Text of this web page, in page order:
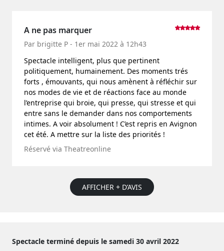
A ne pas marquer
Par brigitte P - 1er mai 2022 à 12h43
Spectacle intelligent, plus que pertinent
politiquement, humainement. Des moments trés
forts , émouvants, qui nous amènent à réfléchir sur
nos modes de vie et de réactions face au monde
l’entreprise qui broie, qui presse, qui stresse et qui
entre sans le demander dans nos comportements
intimes. A voir absolument ! C’est repris en Avignon
cet été. A mettre sur la liste des priorités !
Réservé via Theatreonline
AFFICHER + D’AVIS
Spectacle terminé depuis le samedi 30 avril 2022